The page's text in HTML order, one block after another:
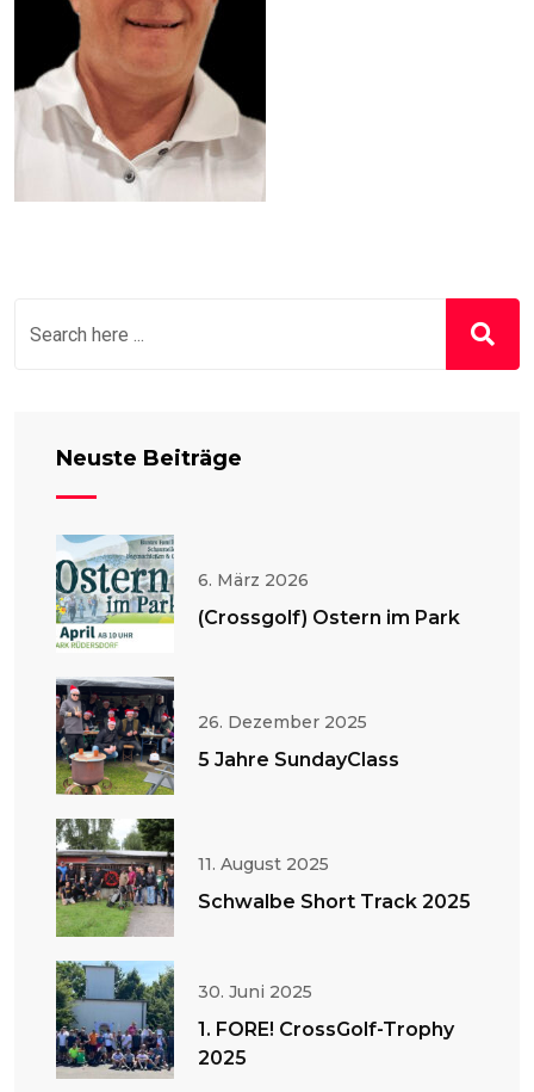
Neuste Beiträge
6. März 2026
(Crossgolf) Ostern im Park
26. Dezember 2025
5 Jahre SundayClass
11. August 2025
Schwalbe Short Track 2025
30. Juni 2025
1. FORE! CrossGolf-Trophy
2025